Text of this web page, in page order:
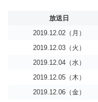
放送日
2019.12.02（月）
2019.12.03（火）
2019.12.04（水）
2019.12.05（木）
2019.12.06（金）